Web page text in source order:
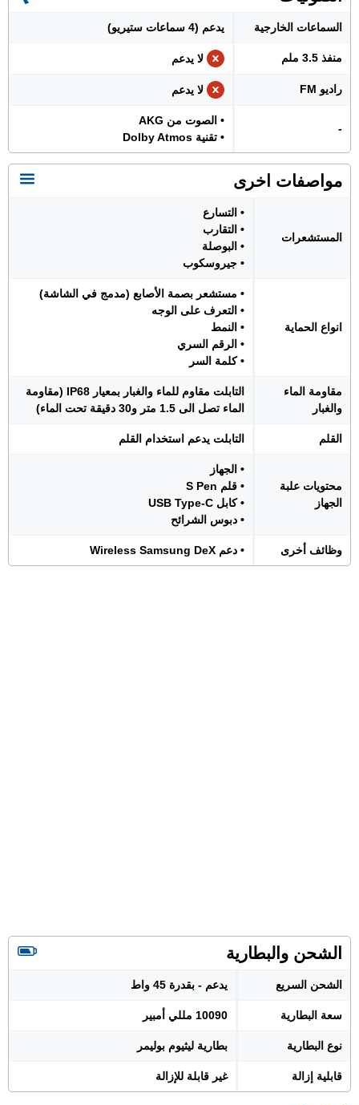
السماعات الخارجية يدعم (4 سماعات ستيريو)
منفذ 3.5 ملم لا يدعم
راديو FM لا يدعم
-
• الصوت من AKG
• تقنية Dolby Atmos
مواصفات اخرى
المستشعرات
• التسارع
• التقارب
• البوصلة
• جيروسكوب
انواع الحماية
• مستشعر بصمة الأصابع (مدمج في الشاشة)
• التعرف على الوجه
• النمط
• الرقم السري
• كلمة السر
مقاومة الماء
والغبار
التابلت مقاوم للماء والغبار بمعيار IP68 (مقاومة
الماء تصل الى 1.5 متر و30 دقيقة تحت الماء)
القلم التابلت يدعم استخدام القلم
محتويات علبة
الجهاز
• الجهاز
• قلم S Pen
• كابل USB Type-C
• دبوس الشرائح
وظائف أخرى • دعم Wireless Samsung DeX
الشحن والبطارية
الشحن السريع يدعم - بقدرة 45 واط
سعة البطارية 10090 مللي أمبير
نوع البطارية بطارية ليثيوم بوليمر
قابلية إزالة غير قابلة للإزالة